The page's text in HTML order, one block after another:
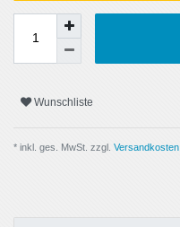
Wunschliste
* inkl. ges. MwSt. zzgl. Versandkosten